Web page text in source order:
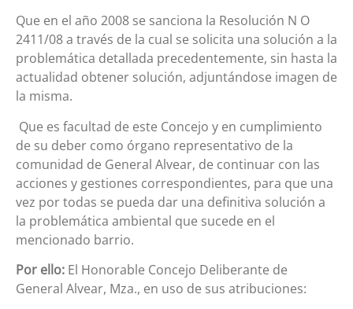
Que en el año 2008 se sanciona la Resolución N O
2411/08 a través de la cual se solicita una solución a la
problemática detallada precedentemente, sin hasta la
actualidad obtener solución, adjuntándose imagen de
la misma.
Que es facultad de este Concejo y en cumplimiento
de su deber como órgano representativo de la
comunidad de General Alvear, de continuar con las
acciones y gestiones correspondientes, para que una
vez por todas se pueda dar una definitiva solución a
la problemática ambiental que sucede en el
mencionado barrio.
Por ello: El Honorable Concejo Deliberante de
General Alvear, Mza., en uso de sus atribuciones: